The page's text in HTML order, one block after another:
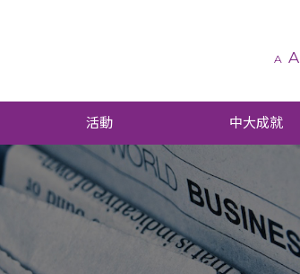
A A
活動 中大成就